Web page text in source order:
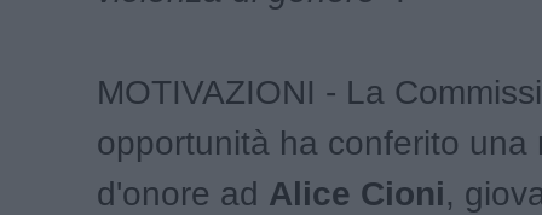
MOTIVAZIONI - La
opportunità ha conferito una
d'onore ad Alice Cioni,